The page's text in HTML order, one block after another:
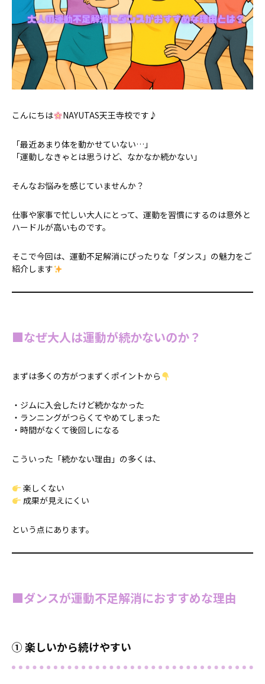
こんにちは NAYUTAS天王寺校です♪
「最近あまり体を動かせていない…」
「運動しなきゃとは思うけど、なかなか続かない」
そんなお悩みを感じていませんか？
仕事や家事で忙しい大人にとって、運動を習慣にするのは意外と
ハードルが高いものです。
そこで今回は、運動不足解消にぴったりな「ダンス」の魅力をご
紹介します
■なぜ大人は運動が続かないのか？
まずは多くの方がつまずくポイントから
・ジムに入会したけど続かなかった
・ランニングがつらくてやめてしまった
・時間がなくて後回しになる
こういった「続かない理由」の多くは、
楽しくない
成果が見えにくい
という点にあります。
■ダンスが運動不足解消におすすめな理由
① 楽しいから続けやすい